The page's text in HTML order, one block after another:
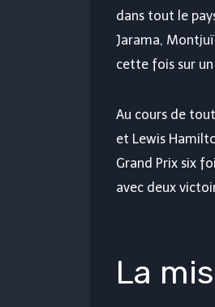
dans tout le
Jarama,
cette fois sur
Au cours de
et Lewis
Grand Prix six
avec deux
La